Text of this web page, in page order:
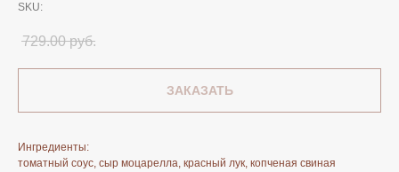
SKU:
729.00 руб.
ЗАКАЗАТЬ
Ингредиенты:
томатный соус, сыр моцарелла, красный лук, копченая свиная